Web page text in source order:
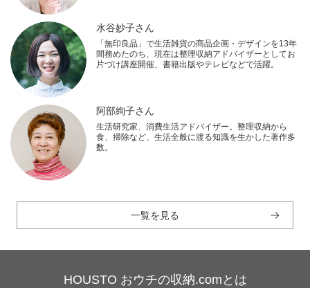
水谷妙子さん
「無印良品」で生活雑貨の商品企画・デザインを13年
間務めたのち、現在は整理収納アドバイザーとしてお
片づけ講座開催、書籍出版やテレビなどで活躍。
阿部絢子さん
生活研究家、消費生活アドバイザー。整理収納から
食、掃除など、生活全般に渡る知識を生かした著作多
数。
一覧を見る
HOUSTO おウチの収納.comとは